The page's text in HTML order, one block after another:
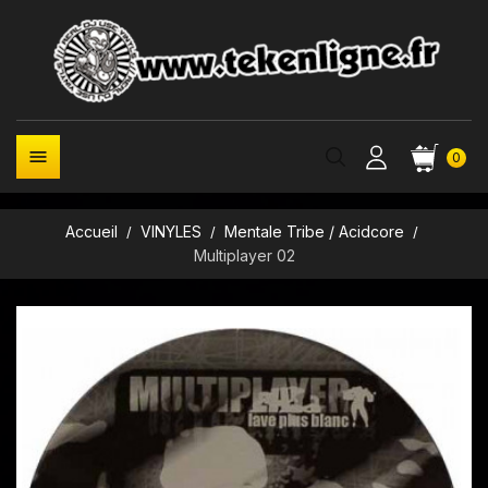
0

Accueil VINYLES
Mentale Tribe / Acidcore
Multiplayer 02